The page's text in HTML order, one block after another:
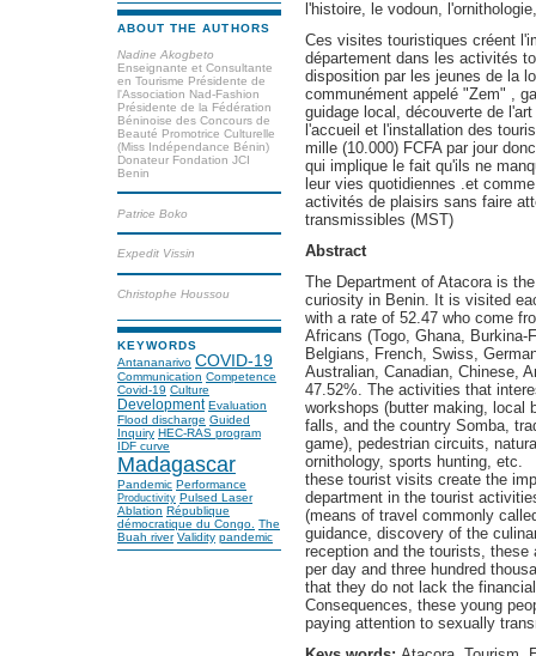
ABOUT THE AUTHORS
Nadine Akogbeto
Enseignante et Consultante
en Tourisme Présidente de
l'Association Nad-Fashion
Présidente de la Fédération
Béninoise des Concours de
Beauté Promotrice Culturelle
(Miss Indépendance Bénin)
Donateur Fondation JCI
Benin
Patrice Boko
Expedit Vissin
Christophe Houssou
KEYWORDS
Antananarivo COVID-19
Communication Competence
Covid-19 Culture
Development Evaluation
Flood discharge Guided
Inquiry HEC-RAS program
IDF curve
Madagascar
Pandemic Performance
Productivity Pulsed Laser
Ablation République
démocratique du Congo. The
Buah river Validity pandemic
l'histoire, le vodoun,
Ces visites touristiques créent
département dans les activités
disposition par les jeunes de la
communément appelé "Zem" ,
guidage local, découverte de
l'accueil et l'installation des
mille (10.000) FCFA par jour
qui implique le fait qu'ils ne
leur vies quotidiennes .et
activités de plaisirs sans faire
transmissibles (MST)
Abstract
The Department of Atacora is
curiosity in Benin. It is visited
with a rate of 52.47 who come
Africans (Togo, Ghana,
Belgians, French, Swiss,
Australian, Canadian, Chinese,
47.52%. The activities that
workshops (butter making, local
falls, and the country Somba,
game), pedestrian circuits,
ornithology, sports hunting, etc.
these tourist visits create the
department in the tourist
(means of travel commonly
guidance, discovery of the
reception and the tourists, these
per day and three hundred
that they do not lack the
Consequences, these young
paying attention to sexually